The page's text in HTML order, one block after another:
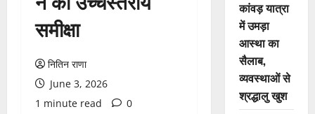
समीक्षा
नितिन राणा
June 3, 2026
1 minute read
0
कांवड़ यात्रा
में उमड़ा
आस्था का
सैलाब,
व्यवस्थाओं से
श्रद्धालु खुश